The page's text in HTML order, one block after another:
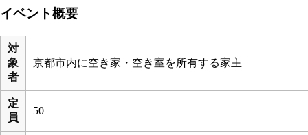
イベント概要
対
象
者
京都市内に空き家・空き室を所有する家主
定
員
50